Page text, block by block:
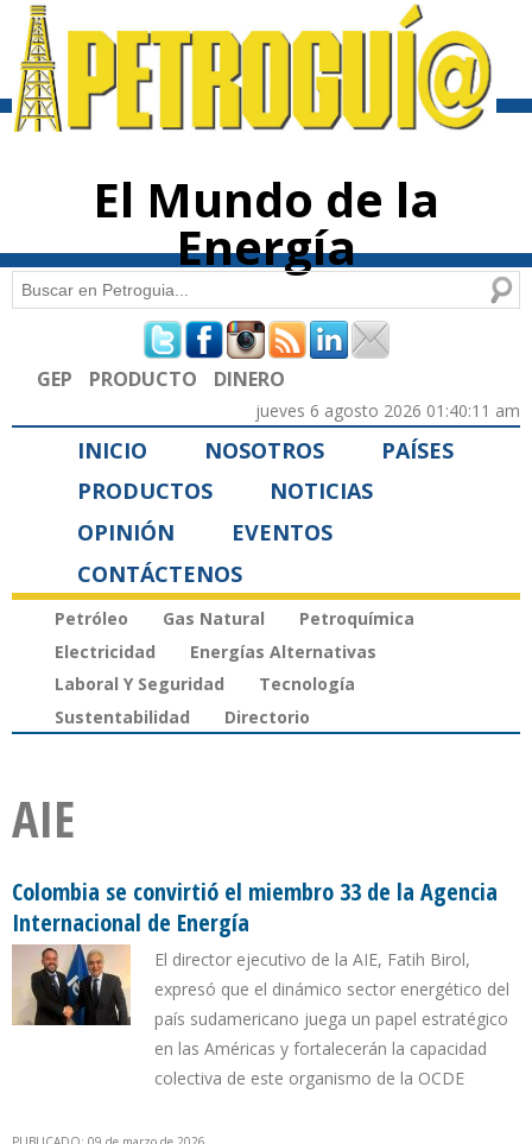
contenido
El Mundo de la
Energía
Formulario de búsqueda
Buscar
GEP PRODUCTO DINERO
jueves 6 agosto 2026 01:40:11 am
INICIO NOSOTROS
PAÍSES
PRODUCTOS
NOTICIAS
OPINIÓN
EVENTOS
CONTÁCTENOS
Petróleo Gas Natural
Petroquímica
Electricidad
Energías Alternativas
Laboral Y Seguridad
Tecnología
Sustentabilidad
Directorio
AIE
Colombia se convirtió el miembro 33 de la Agencia
Internacional de Energía
El director ejecutivo de la AIE, Fatih Birol,
expresó que el dinámico sector energético del
país sudamericano juega un papel estratégico
en las Américas y fortalecerán la capacidad
colectiva de este organismo de la OCDE